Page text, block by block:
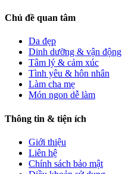
Chủ đề quan tâm
Da đẹp
Dinh dưỡng & vận động
Tâm lý & cảm xúc
Tình yêu & hôn nhân
Làm cha mẹ
Món ngon dễ làm
Thông tin & tiện ích
Giới thiệu
Liên hệ
Chính sách bảo mật